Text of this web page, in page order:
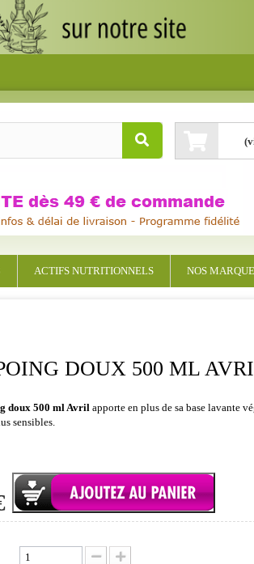
ACTIFS NUTRITIONNELS NOS
DOUX 500 ML
doux 500 ml Avril apporte en plus de sa base lavante
sensibles.